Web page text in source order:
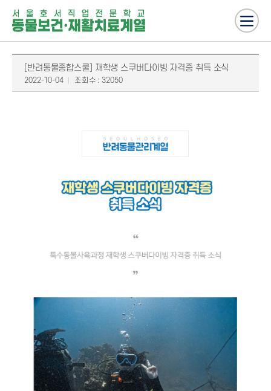
[반려동물종합스쿨] 재학생 스쿠버다이빙 자격증 취득 소식
2022-10-04 조회수 : 32050